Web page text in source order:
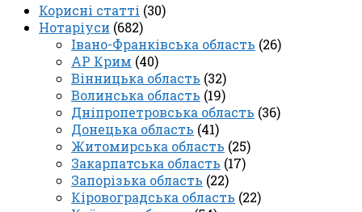
Корисні статті (30)
Нотаріуси (682)
Івано-Франківська область (26)
АР Крим (40)
Вінницька область (32)
Волинська область (19)
Дніпропетровська область (36)
Донецька область (41)
Житомирська область (25)
Закарпатська область (17)
Запорізька область (22)
Кіровоградська область (22)